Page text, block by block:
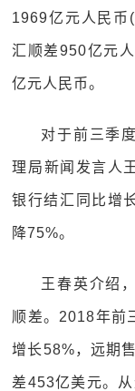
1969亿元人民币
汇顺差950亿元
亿元人民币。
对于前三季
理局新闻发言人
银行结汇同比增
降75%。
王春英介绍
顺差。2018年前
增长58%，远期
差453亿美元。